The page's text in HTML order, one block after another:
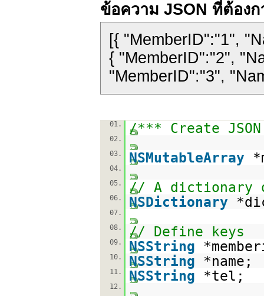
ข้อความ JSON ที่ต้องก
[{ "MemberID":"1",
{ "MemberID":"2",
"MemberID":"3",
01. /*** Create
02.
03.
NSMutableArray
04.
05.
// A dictionary
06. NSDictionary
07.
08.
// Define keys
09. NSString
10. NSString *name;
11. NSString *tel;
12.